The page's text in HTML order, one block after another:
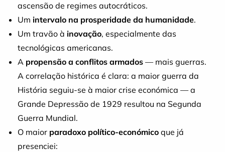
ascensão de regimes autocráticos.
Um intervalo na prosperidade da humanidade.
Um travão à inovação, especialmente das
tecnológicas americanas.
A propensão a conflitos armados — mais guerras.
A correlação histórica é clara: a maior guerra da
História seguiu-se à maior crise económica — a
Grande Depressão de 1929 resultou na Segunda
Guerra Mundial.
O maior paradoxo político-económico que já
presenciei: